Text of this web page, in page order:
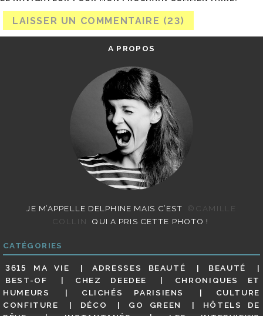
A PROPOS
JE M’APPELLE DELPHINE MAIS C’EST
©CAMILLE
COLLIN
QUI A PRIS CETTE PHOTO !
CATÉGORIES
3615 MA VIE ADRESSES BEAUTÉ
BEAUTÉ
BEST-OF
CHEZ DEEDEE
CHRONIQUES ET
HUMEURS
CLICHÉS PARISIENS
CULTURE
CONFITURE
DÉCO GO GREEN
HÔTELS DE